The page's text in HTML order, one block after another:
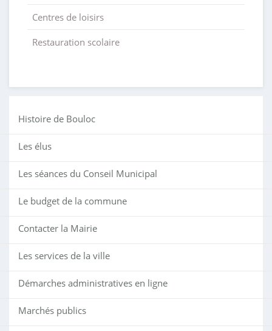
Centres de loisirs
Restauration scolaire
Histoire de Bouloc
Les élus
Les séances du Conseil Municipal
Le budget de la commune
Contacter la Mairie
Les services de la ville
Démarches administratives en ligne
Marchés publics